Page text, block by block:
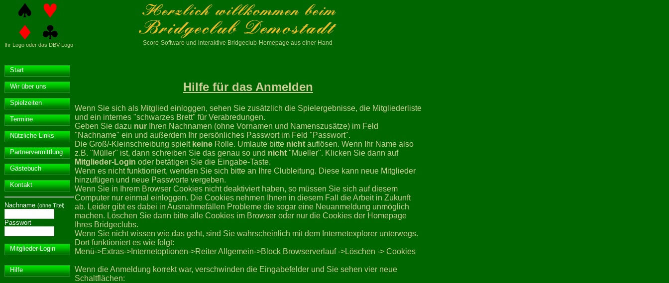
Ihr Logo oder das DBV-Logo Score-Software und interaktive Bridgeclub-Homepage aus einer Hand
Start
Wir über uns
Spielzeiten
Termine
Nützliche Links
Partnervermittlung
Gästebuch
Kontakt
Nachname (ohne Titel)
Passwort
Mitglieder-Login
Hilfe
Hilfe für das Anmelden
Wenn Sie sich als Mitglied einloggen, sehen Sie zusätzlich die Spielergebnisse, die Mitgliederliste
und ein internes "schwarzes Brett" für Verabredungen.
Geben Sie dazu nur Ihren Nachnamen (ohne Vornamen und Namenszusätze) im Feld
"Nachname" ein und außerdem Ihr persönliches Passwort im Feld "Passwort".
Die Groß/-Kleinschreibung spielt keine Rolle. Umlaute bitte nicht auflösen. Wenn Ihr Name also
z.B. "Müller" ist, dann schreiben Sie das genau so und nicht "Mueller". Klicken Sie dann auf
Mitglieder-Login oder betätigen Sie die Eingabe-Taste.
Wenn es nicht funktioniert, wenden Sie sich bitte an Ihre Clubleitung. Diese kann neue Mitglieder
hinzufügen und neue Passworte vergeben.
Wenn Sie in Ihrem Browser Cookies nicht deaktiviert haben, so müssen Sie sich auf diesem
Computer nur einmal einloggen. Die Cookies nehmen Ihnen in diesem Fall die Arbeit in Zukunft
ab. Leider gibt es dabei in Ausnahmefällen Probleme die sogar eine Neuanmeldung unmöglich
machen. Löschen Sie dann bitte alle Cookies im Browser oder nur die Cookies der Homepage
Ihres Bridgeclubs.
Wenn Sie nicht wissen wie das geht, sind Sie wahrscheinlich mit dem Internetexplorer unterwegs.
Dort funktioniert es wie folgt:
Menü->Extras->Internetoptionen->Reiter Allgemein->Block Browserverlauf ->Löschen -> Cookies
Wenn die Anmeldung korrekt war, verschwinden die Eingabefelder und Sie sehen vier neue
Schaltflächen: